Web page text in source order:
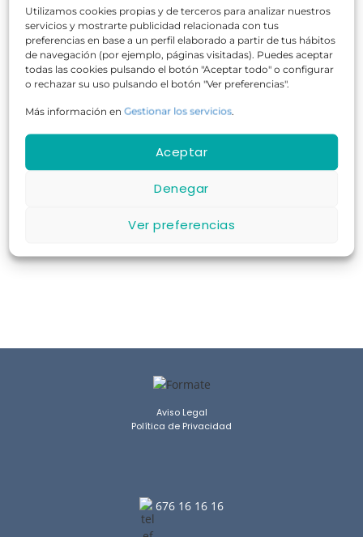
Utilizamos cookies propias y de terceros para analizar nuestros
servicios y mostrarte publicidad relacionada con tus
preferencias en base a un perfil elaborado a partir de tus hábitos
de navegación (por ejemplo, páginas visitadas). Puedes aceptar
todas las cookies pulsando el botón "Aceptar todo" o configurar
o rechazar su uso pulsando el botón "Ver preferencias".
Más información enGestionar los servicios.
Aceptar
Denegar
Ver preferencias
Aviso Legal
Política de Privacidad
676 16 16 16